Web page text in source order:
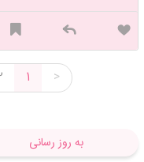
>
1
به روز رسانی